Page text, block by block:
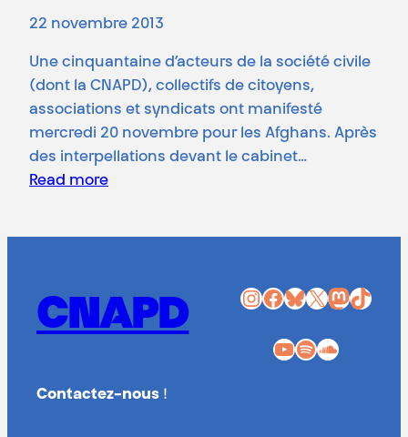
22 novembre 2013
Une cinquantaine d’acteurs de la société civile
(dont la CNAPD), collectifs de citoyens,
associations et syndicats ont manifesté
mercredi 20 novembre pour les Afghans. Après
des interpellations devant le cabinet…
Read more
CNAPD InstagramFacebook Bluesky X Mastodon TikTok
YouTube Spotify SoundCloud
Contactez-nous !